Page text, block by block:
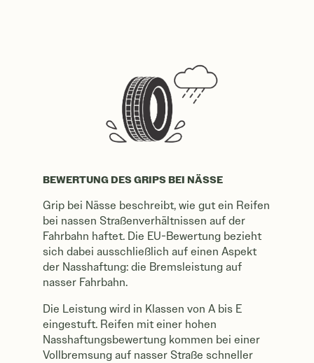
BEWERTUNG DES GRIPS BEI NÄSSE
Grip bei Nässe beschreibt, wie gut ein Reifen
bei nassen Straßenverhältnissen auf der
Fahrbahn haftet. Die EU-Bewertung bezieht
sich dabei ausschließlich auf einen Aspekt
der Nasshaftung: die Bremsleistung auf
nasser Fahrbahn.
Die Leistung wird in Klassen von A bis E
eingestuft. Reifen mit einer hohen
Nasshaftungsbewertung kommen bei einer
Vollbremsung auf nasser Straße schneller